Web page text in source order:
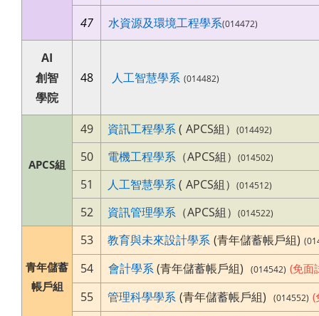
47 水資源及環境工程學系(014472)
AI
創智
學院
48 人工智慧學系 (014482)
APCS組
49 資訊工程學系( APCS組） (014492)
50 電機工程學系 （APCS組） (014502)
51 人工智慧學系( APCS組） (014512)
52 資訊管理學系 （APCS組） (014522)
青年儲蓄
帳戶組
53 教育與未來設計學系 (青年儲蓄帳戶組)
54 會計學系(青年儲蓄帳戶組) (014542) (免面
55 管理科學學系 (青年儲蓄帳戶組) (014552) (